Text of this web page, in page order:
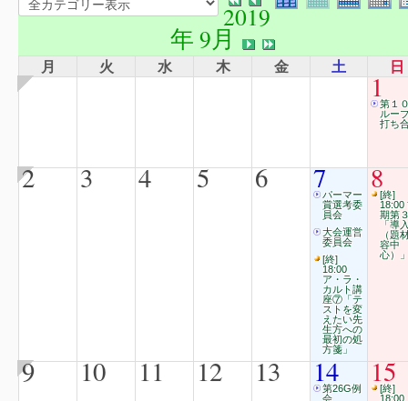
2019
年 9月
月 火 水 木 金 土 日
1第１
ル
打ち
2 3 4 5 6 7パーマー
賞選考委
員会
大会運営
委員会
[終]
18:00
ア・ラ・
カルト講
座⑦「テ
ストを変
えたい先
生方への
最初の処
方箋」
8[終]
18:00
期第
「導
（題
容中
心）
9 10 11 12 13 14
第26G例
会
15
[終]
18:00